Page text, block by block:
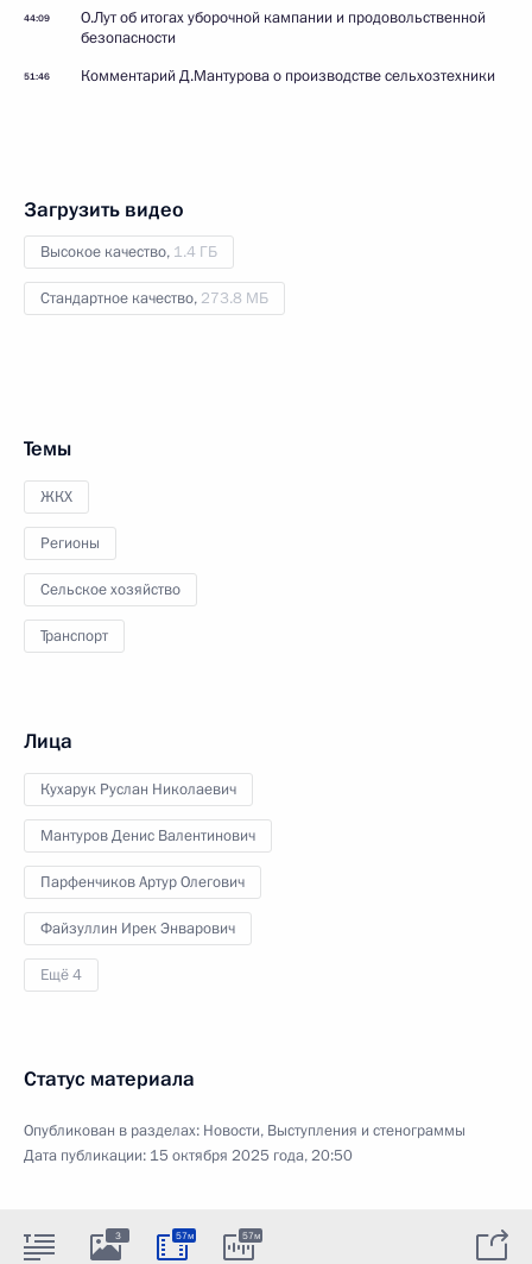
44:09
О.Лут об итогах уборочной кампании и продовольственной
безопасности
51:46 Комментарий Д.Мантурова о производстве сельхозтехники
Загрузить видео
Высокое качество, 1.4 ГБ
Стандартное качество, 273.8 МБ
Темы
ЖКХ
Регионы
Сельское хозяйство
Транспорт
Лица
Кухарук Руслан Николаевич
Мантуров Денис Валентинович
Парфенчиков Артур Олегович
Файзуллин Ирек Энварович
Ещё 4
Статус материала
Опубликован в разделах: Новости, Выступления и стенограммы
Дата публикации: 15 октября 2025 года, 20:50
3 57м 57м